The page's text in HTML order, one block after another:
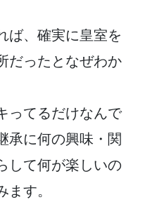
ば、確実に皇室を
だったとなぜわか
ってるだけなんで
承に何の興味・関
して何が楽しいの
す。